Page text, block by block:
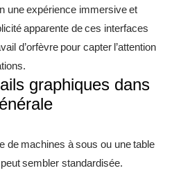
une expérience immersive et
apparente de ces interfaces
d’orfèvre pour capter l’attention
graphiques dans
de machines à sous ou une table
sembler standardisée.